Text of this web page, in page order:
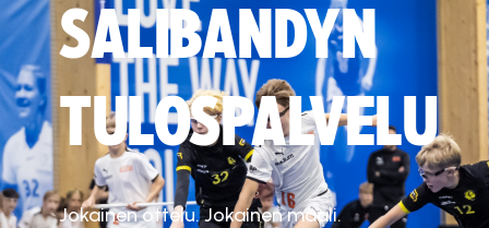
SALIBANDYN
TULOSPALVELU
Jokainen ottelu. Jokainen maali.